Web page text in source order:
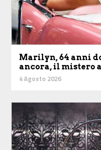
Marilyn, 64 anni
ancora, il mistero
4 Agosto 2026